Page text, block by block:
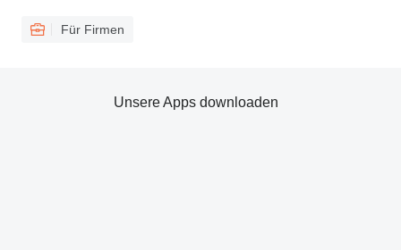
Für Firmen
Unsere Apps downloaden